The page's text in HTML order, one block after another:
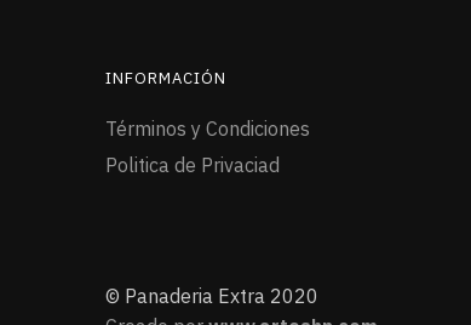
INFORMACIÓN
Términos y Condiciones
Politica de Privaciad
© Panaderia Extra 2020